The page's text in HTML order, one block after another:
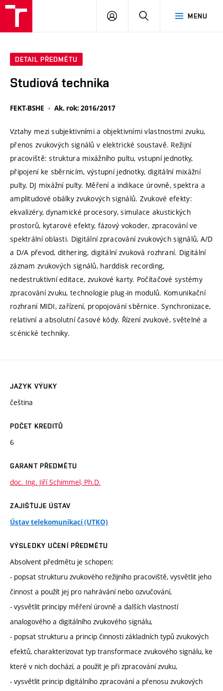
MENU
PŘIHLÁSIT
DETAIL PŘEDMĚTU
Studiová technika
FEKT-BSHE Ak. rok: 2016/2017
Vztahy mezi subjektivními a objektivními vlastnostmi zvuku,
přenos zvukových signálů v elektrické soustavě. Režijní
pracoviště: struktura mixážního pultu, vstupní jednotky,
připojení ke sběrnicím, výstupní jednotky, digitální mixážní
pulty, DJ mixážní pulty. Měření a indikace úrovně, spektra a
amplitudové obálky zvukových signálů. Zvukové efekty:
ekvalizéry, dynamické procesory, simulace akustických
prostorů, kytarové efekty, fázový vokoder, zpracování ve
spektrální oblasti. Digitální zpracování zvukových signálů, A/D
a D/A převod, dithering, digitální zvuková rozhraní. Digitální
záznam zvukových signálů, harddisk recording,
nedestruktivní editace, zvukové karty. Počítačové systémy
zpracování zvuku, technologie plug-in modulů. Komunikační
rozhraní MIDI, zařízení, propojování sběrnice. Synchronizace,
relativní a absolutní časové kódy. Řízení zvukové, světelné a
scénické techniky.
JAZYK VÝUKY
čeština
POČET KREDITŮ
6
GARANT PŘEDMĚTU
doc. Ing. Jiří Schimmel, Ph.D.
ZAJIŠŤUJE ÚSTAV
Ústav telekomunikací (UTKO)
VÝSLEDKY UČENÍ PŘEDMĚTU
Absolvent předmětu je schopen:
- popsat strukturu zvukového režijního pracoviště, vysvětlit jeho
činnost a použít jej pro nahrávání nebo ozvučování,
- vysvětlit principy měření úrovně a dalších vlastností
analogového a digitálního zvukového signálu,
- popsat strukturu a princip činnosti základních typů zvukových
efektů, charakterizovat typ transformace zvukového signálu, ke
které v nich dochází, a použít je při zpracování zvuku,
- vysvětlit princip digitálního zpracování a přenosu zvukových